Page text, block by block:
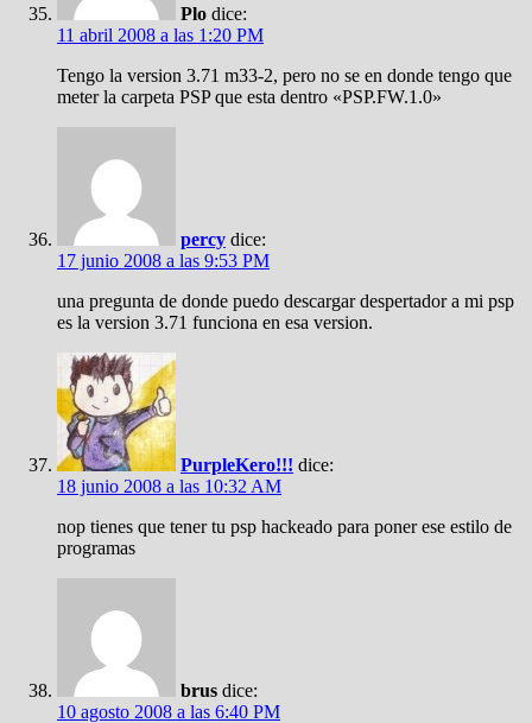
Plo dice:
11 abril 2008 a las 1:20 PM
Tengo la version 3.71 m33-2, pero no se en donde tengo que
meter la carpeta PSP que esta dentro «PSP.FW.1.0»
percy dice:
17 junio 2008 a las 9:53 PM
una pregunta de donde puedo descargar despertador a mi psp
es la version 3.71 funciona en esa version.
PurpleKero!!! dice:
18 junio 2008 a las 10:32 AM
nop tienes que tener tu psp hackeado para poner ese estilo de
programas
brus dice:
10 agosto 2008 a las 6:40 PM